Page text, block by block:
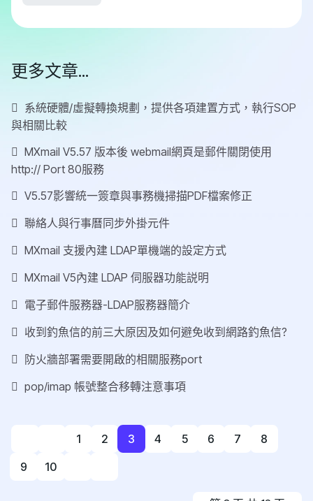
更多文章...
系統硬體/虛擬轉換規劃，提供各項建置方式，執行SOP
與相關比較
MXmail V5.57 版本後 webmail網頁是郵件關閉使用
http:// Port 80服務
V5.57影響統一簽章與事務機掃描PDF檔案修正
聯絡人與行事曆同步外掛元件
MXmail 支援內建 LDAP單機端的設定方式
MXmail V5內建 LDAP 伺服器功能説明
電子郵件服務器-LDAP服務器簡介
收到釣魚信的前三大原因及如何避免收到網路釣魚信?
防火牆部署需要開啟的相關服務port
pop/imap 帳號整合移轉注意事項
1 2 3 4 5 6 7
8
9
10